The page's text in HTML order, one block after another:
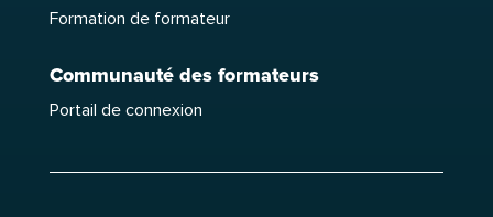
Formation de formateur
Communauté des formateurs
Portail de connexion